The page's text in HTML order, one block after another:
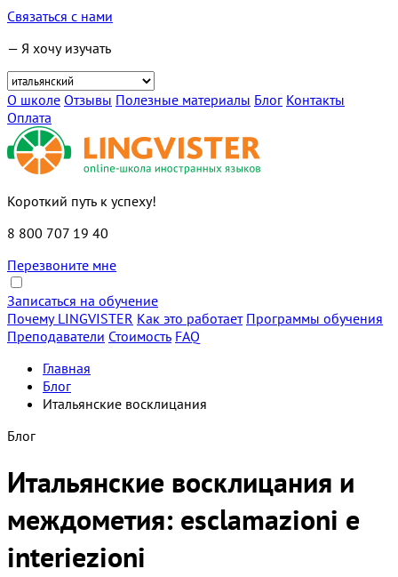
Связаться с нами
— Я хочу изучать
О школе Отзывы Полезные материалы Блог Контакты
Оплата
Короткий путь к успеху!
8 800 707 19 40
Перезвоните мне
Записаться на обучение
Почему LINGVISTER Как это работает Программы обучения
Преподаватели Стоимость FAQ
Главная
Блог
Итальянские восклицания
Блог
Итальянские восклицания и
междометия: esclamazioni e
interiezioni